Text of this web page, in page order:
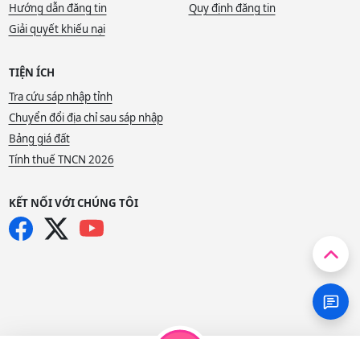
Hướng dẫn đăng tin
Quy định đăng tin
Giải quyết khiếu nại
TIỆN ÍCH
Tra cứu sáp nhập tỉnh
Chuyển đổi địa chỉ sau sáp nhập
Bảng giá đất
Tính thuế TNCN 2026
KẾT NỐI VỚI CHÚNG TÔI